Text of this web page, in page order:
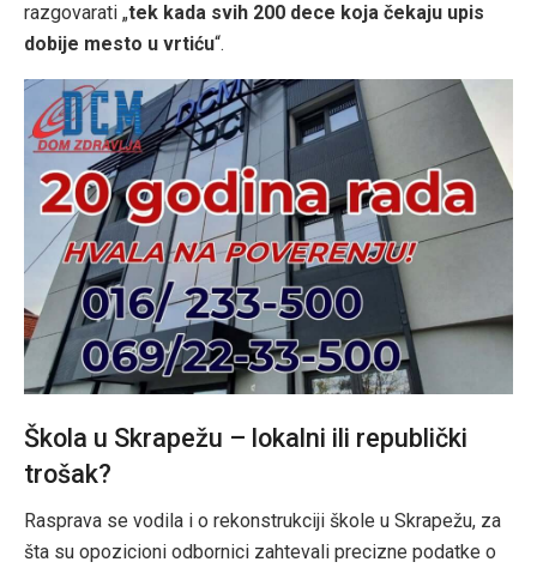
razgovarati „tek kada svih 200 dece koja čekaju upis
dobije mesto u vrtiću“.
Škola u Skrapežu – lokalni ili republički
trošak?
Rasprava se vodila i o rekonstrukciji škole u Skrapežu, za
šta su opozicioni odbornici zahtevali precizne podatke o